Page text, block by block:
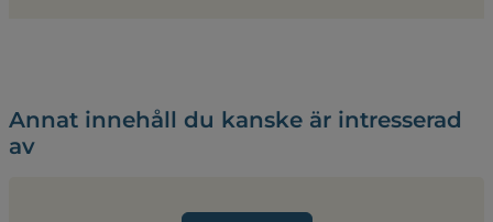
Annat innehåll du kanske är intresserad
av